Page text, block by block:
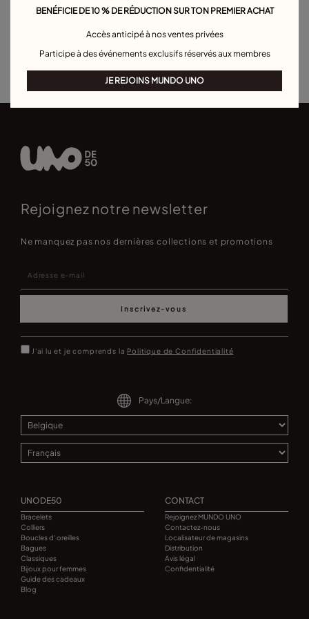
Bracelet manchette Bracelet maille forçat Bracelets boule
Bracelets pour hommes Bracelet Pierre de Naissance
Bracelets de personnalisation Best sellers bracelets
Rejoignez notre newsletter
Ne manquez pas nos dernières collections et promotions
Inscrivez-vous
J'ai lu et je comprends la Politique de Confidentialité
Pays/Langue:
UNODE50
Bracelets
Colliers
Boucles d' oreilles
Bagues
Classiques
Bijoux pour femmes
Guide des cadeaux
Blog
CONTACT
Rejoignez MUNDO UNO
Contactez-nous
Localisateur de magasins
Distribution
Avis légal
Confidentialité
BENÉFICIE DE 10 % DE RÉDUCTION SUR TON PREMIER ACHAT
Accès anticipé à nos ventes privées
Participe à des événements exclusifs réservés aux membres
JE REJOINS MUNDO UNO